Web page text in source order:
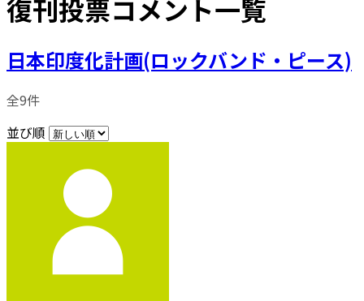
復刊投票コメント一覧
日本印度化計画(ロックバンド・ピース)
全9件
並び順